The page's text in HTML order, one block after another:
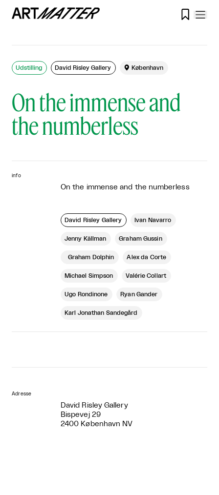

On the immense and
the numberless
Udstilling David Risley Gallery  København
info
On the immense and the numberless
David Risley Gallery Ivan Navarro
Jenny Källman Graham Gussin
Graham Dolphin Alex da Corte
Michael Simpson Valérie Collart
Ugo Rondinone Ryan Gander
Karl Jonathan Sandegård
Adresse
David Risley Gallery
Bispevej 29
2400 København NV